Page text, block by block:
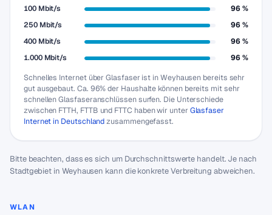
100 Mbit/s
96 %
250 Mbit/s
96 %
400 Mbit/s
96 %
1.000 Mbit/s
96 %
Schnelles Internet über Glasfaser ist in Weyhausen bereits sehr
gut ausgebaut. Ca. 96% der Haushalte können bereits mit sehr
schnellen Glasfaseranschlüssen surfen. Die Unterschiede
zwischen FTTH, FTTB und FTTC haben wir unter Glasfaser
Internet in Deutschlandzusammengefasst.
Bitte beachten, dass es sich um Durchschnittswerte handelt. Je nach
Stadtgebiet in Weyhausen kann die konkrete Verbreitung abweichen.
WLAN